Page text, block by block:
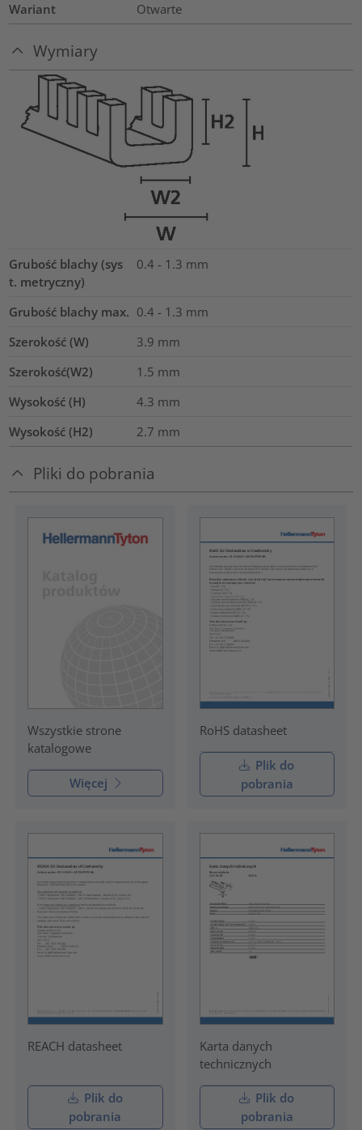
Wariant
Otwarte
Wymiary
Grubość blachy (sys
t. metryczny)
0.4 - 1.3 mm
Grubość blachy max. 0.4 - 1.3 mm
Szerokość (W)
3.9 mm
Szerokość(W2)
1.5 mm
Wysokość (H)
4.3 mm
Wysokość (H2)
2.7 mm
Pliki do pobrania
Wszystkie strone
katalogowe
Więcej
RoHS datasheet
Plik do
pobrania
REACH datasheet
Plik do
pobrania
Karta danych
technicznych
Plik do
pobrania